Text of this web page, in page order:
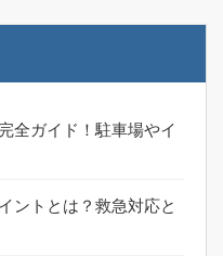
全ガイド！駐車場やイ
ントとは？救急対応と